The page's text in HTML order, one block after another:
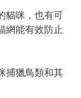
貓咪，也有可
網能有效防止
捕獵鳥類和其